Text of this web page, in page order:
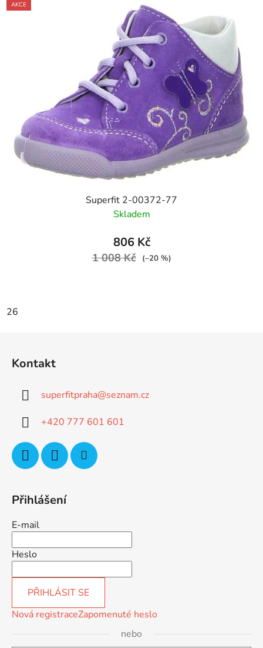
AKCE
Superfit 2-00372-77
Skladem
806 Kč
1 008 Kč (–20 %)
26
Kontakt
superfitpraha@seznam.cz
+420 777 601 601
Přihlášení
E-mail
Heslo
PŘIHLÁSIT SE
Nová registraceZapomenuté heslo
nebo